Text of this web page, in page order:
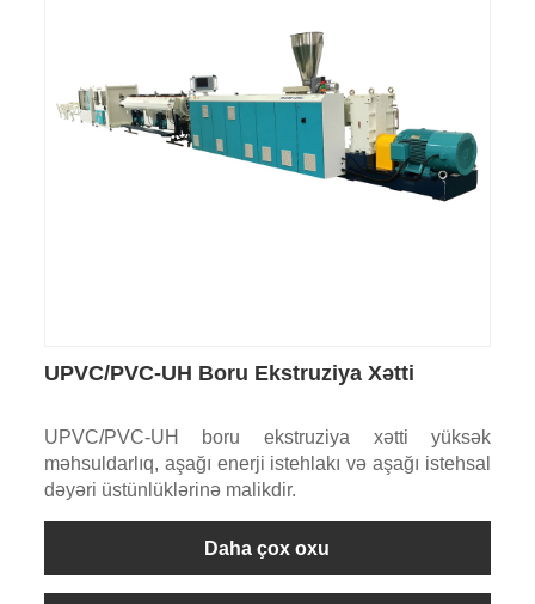
UPVC/PVC-UH Boru Ekstruziya Xətti
UPVC/PVC-UH boru ekstruziya xətti yüksək
məhsuldarlıq, aşağı enerji istehlakı və aşağı istehsal
dəyəri üstünlüklərinə malikdir.
Daha çox oxu